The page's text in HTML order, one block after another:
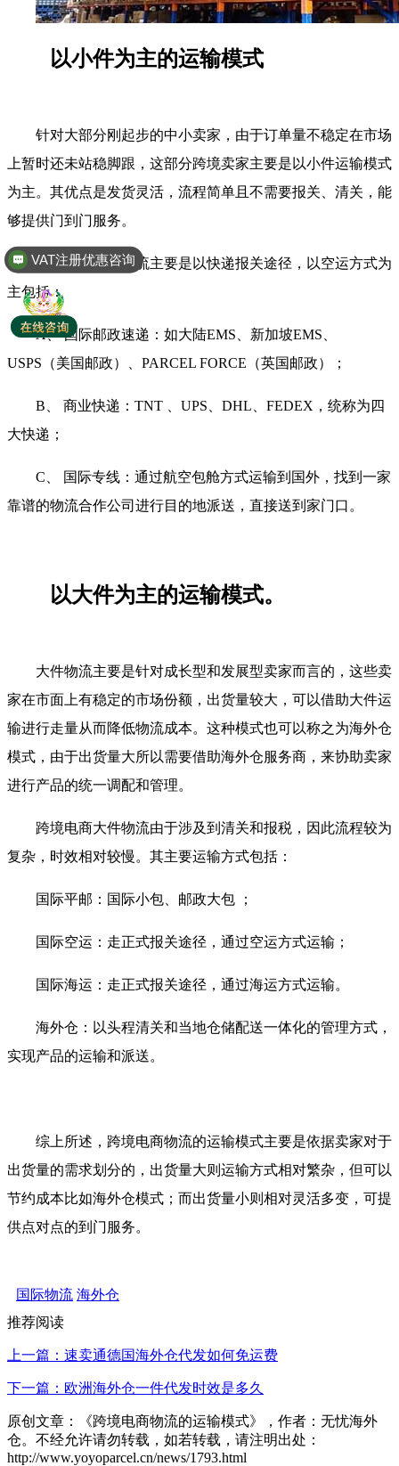
以小件为主的运输模式
针对大部分刚起步的中小卖家，由于订单量不稳定在市场
上暂时还未站稳脚跟，这部分跨境卖家主要是以小件运输模式
为主。其优点是发货灵活，流程简单且不需要报关、清关，能
够提供门到门服务。
跨境电商小件物流主要是以快递报关途径，以空运方式为
主包括：
A、 国际邮政速递：如大陆EMS、新加坡EMS、
USPS（美国邮政）、PARCEL FORCE（英国邮政）；
B、 商业快递：TNT 、UPS、DHL、FEDEX，统称为四
大快递；
C、 国际专线：通过航空包舱方式运输到国外，找到一家
靠谱的物流合作公司进行目的地派送，直接送到家门口。
以大件为主的运输模式。
大件物流主要是针对成长型和发展型卖家而言的，这些卖
家在市面上有稳定的市场份额，出货量较大，可以借助大件运
输进行走量从而降低物流成本。这种模式也可以称之为海外仓
模式，由于出货量大所以需要借助海外仓服务商，来协助卖家
进行产品的统一调配和管理。
跨境电商大件物流由于涉及到清关和报税，因此流程较为
复杂，时效相对较慢。其主要运输方式包括：
国际平邮：国际小包、邮政大包 ；
国际空运：走正式报关途径，通过空运方式运输；
国际海运：走正式报关途径，通过海运方式运输。
海外仓：以头程清关和当地仓储配送一体化的管理方式，
实现产品的运输和派送。
综上所述，跨境电商物流的运输模式主要是依据卖家对于
出货量的需求划分的，出货量大则运输方式相对繁杂，但可以
节约成本比如海外仓模式；而出货量小则相对灵活多变，可提
供点对点的到门服务。
国际物流 海外仓
推荐阅读
上一篇：速卖通德国海外仓代发如何免运费
下一篇：欧洲海外仓一件代发时效是多久
原创文章：《跨境电商物流的运输模式》，作者：无忧海外
仓。不经允许请勿转载，如若转载，请注明出处：
http://www.yoyoparcel.cn/news/1793.html
VAT注册优惠咨询
全球商标专利注册